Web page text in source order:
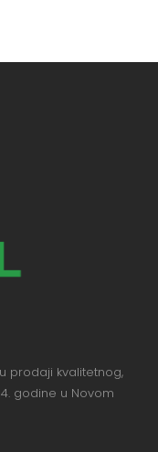
prodaji kvalitetnog,
godine u Novom